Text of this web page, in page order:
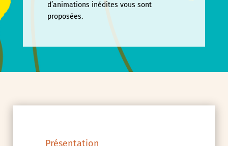
d’animations inédites vous sont
proposées.
Présentation